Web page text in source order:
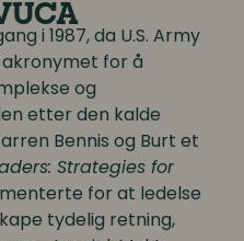
i 1987, da U.S. Army
for å
og
etter den kalde
Bennis og Burt et
Strategies for
for at ledelse
tydelig retning,